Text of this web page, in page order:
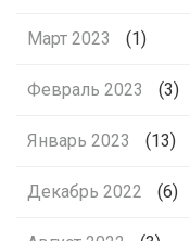
Март 2023 (1)
Февраль 2023 (3)
Январь 2023 (13)
Декабрь 2022 (6)